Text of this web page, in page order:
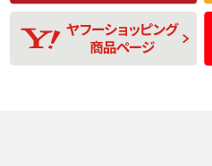
D
使用感や目立つ傷が
あり、一般的な中古
品